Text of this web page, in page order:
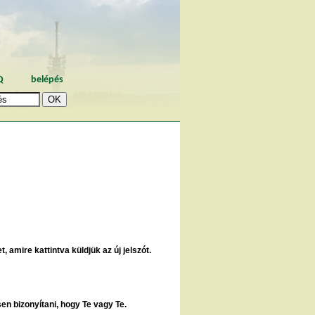
belépés
amire kattintva küldjük az új jelszót.
bizonyítani, hogy Te vagy Te.